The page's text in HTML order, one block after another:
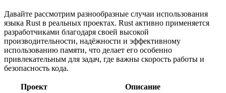
Давайте рассмотрим разнообразные случаи использования
языка Rust в реальных проектах. Rust активно применяется
разработчиками благодаря своей высокой
производительности, надёжности и эффективному
использованию памяти, что делает его особенно
привлекательным для задач, где важны скорость работы и
безопасность кода.
Проект Описание